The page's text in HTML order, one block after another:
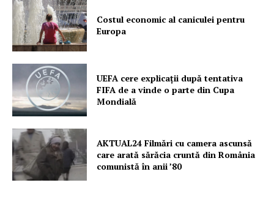
Costul economic al caniculei pentru
Europa
UEFA cere explicații după tentativa
FIFA de a vinde o parte din Cupa
Mondială
AKTUAL24 Filmări cu camera ascunsă
care arată sărăcia cruntă din România
comunistă în anii ’80